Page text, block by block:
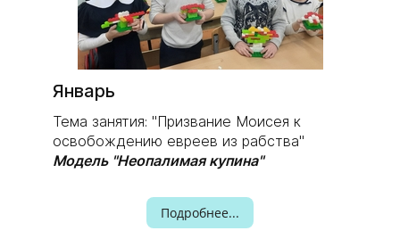
​Январь
Тема занятия: "Призвание Моисея к
освобождению евреев из рабства"
Модель "Неопалимая купина"
Подробнее...